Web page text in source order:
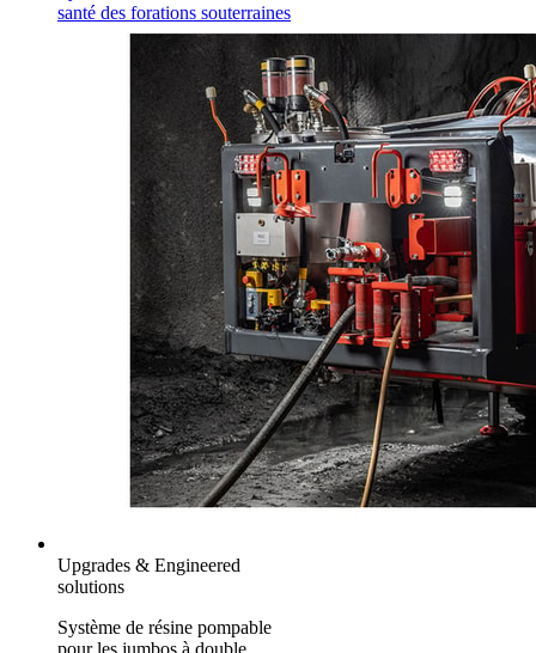
santé des forations souterraines
Upgrades & Engineered
solutions
Système de résine pompable
pour les jumbos à double